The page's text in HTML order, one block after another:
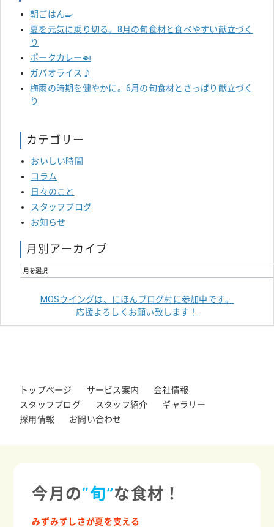
朝ごはん🍳
夏を元気に乗り切る。8月の旬食材と食べやすい献立づく
り
ポークカレー🍛
ガパオライス♪
梅雨の時期を健やかに。6月の旬食材とさっぱり献立づく
り
カテゴリー
おいしい時間
コラム
日々のこと
スタッフブログ
お知らせ
月別アーカイブ
MOSウイングは、にほんブログ村に参加中です。
応援よろしくお願い致します！
トップページ サービス案内
会社情報
スタッフブログ
スタッフ紹介
ギャラリー
採用情報
お問い合わせ
今月の“旬”な食材！
みずみずしさが夏を支える